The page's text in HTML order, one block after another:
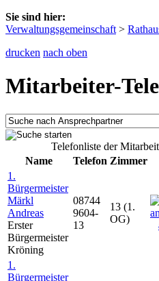
Sie sind hier:
Verwaltungsgemeinschaft >
drucken nach oben
Mitarbeiter-
Telefonliste der
Name
Telefon Zimmer
1.
Bürgermeister
Märkl
Andreas
Erster
Bürgermeister
Kröning
08744
9604-
13
13 (1.
OG)
1.
Bürgermeister